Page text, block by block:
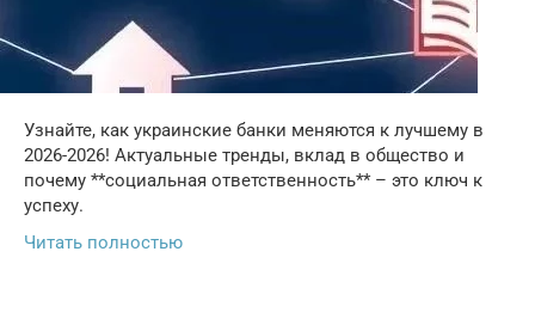
Узнайте, как украинские банки меняются к лучшему в
2026-2026! Актуальные тренды, вклад в общество и
почему **социальная ответственность** – это ключ к
успеху.
Читать полностью